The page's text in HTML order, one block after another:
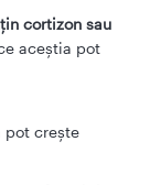
cortizon sau
aceștia pot
pot crește